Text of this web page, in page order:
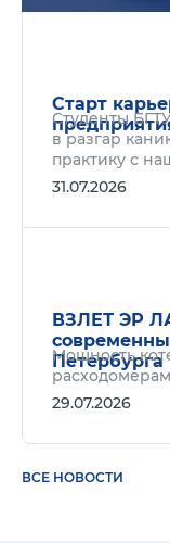
Старт
Студенты
в разгар
практику с
31.07.2026
ВЗЛЕТ ЭР
Петербурга
Мощность
29.07.2026
ВСЕ НОВОСТИ